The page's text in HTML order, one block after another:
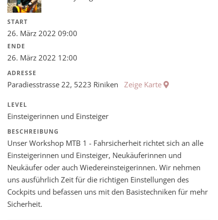
START
26. März 2022 09:00
ENDE
26. März 2022 12:00
ADRESSE
Paradiesstrasse 22, 5223 Riniken Zeige Karte
LEVEL
Einsteigerinnen und Einsteiger
BESCHREIBUNG
Unser Workshop MTB 1 - Fahrsicherheit richtet sich an alle
Einsteigerinnen und Einsteiger, Neukäuferinnen und
Neukäufer oder auch Wiedereinsteigerinnen. Wir nehmen
uns ausführlich Zeit für die richtigen Einstellungen des
Cockpits und befassen uns mit den Basistechniken für mehr
Sicherheit.